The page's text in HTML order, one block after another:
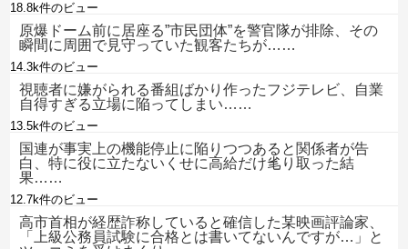
18.8k件のビュー
原爆ドーム前に居座る”市民団体”を警官隊が排除、その
瞬間に周囲で見守っていた観客たちが……
14.3k件のビュー
視聴者に嫌がられる番組ばかり作ったフジテレビ、自業
自得すぎる立場に陥ってしまい……
13.5k件のビュー
国連が事実上の機能停止に陥りつつあると関係者が告
白、特に役に立たないくせに高給だけ毟り取った結
果……
12.7k件のビュー
高市首相が経歴詐称していると確信した某映画評論家、
「上級公務員試験に合格とは書いてないんですが…」と